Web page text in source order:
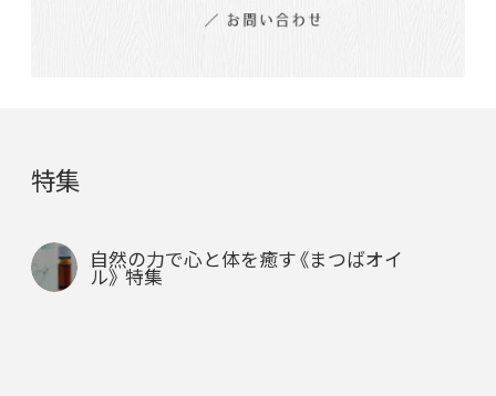
特集
自然の力で心と体を癒す《まつばオイ
ル》 特集